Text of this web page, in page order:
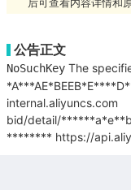
后可查看内容详情和
公告正文
NoSuchKey The
internal.aliyuncs.com
bid/detail/
******** https://